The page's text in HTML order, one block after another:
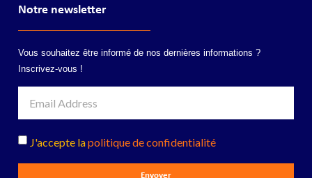
Notre newsletter
Vous souhaitez être informé de nos dernières informations ?
Inscrivez-vous !
J'accepte lapolitique de confidentialité
Envoyer